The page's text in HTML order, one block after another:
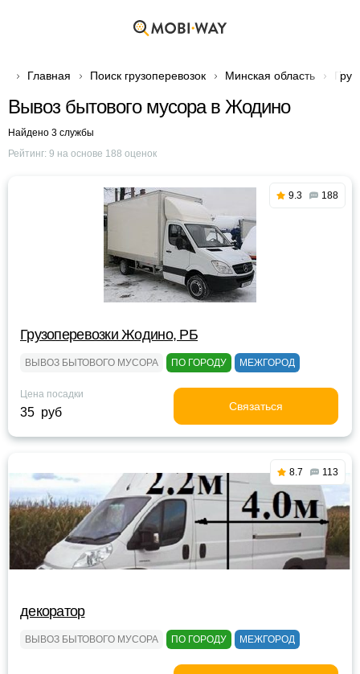
Главная Поиск грузоперевозок Минская область
Вывоз бытового мусора в Жодино
Найдено 3 службы
Рейтинг: 9 на основе 188 оценок
9.3 188
Грузоперевозки Жодино, РБ
ВЫВОЗ БЫТОВОГО МУСОРА ПО ГОРОДУ МЕЖГОРОД
Цена посадки
35 руб Связаться
8.7 113
декоратор
ВЫВОЗ БЫТОВОГО МУСОРА ПО ГОРОДУ МЕЖГОРОД